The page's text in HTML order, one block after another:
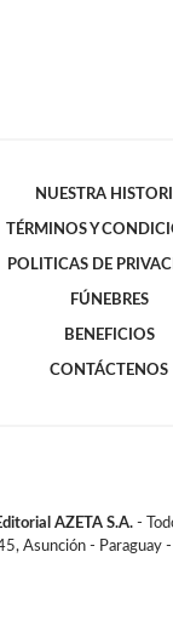
NUESTRA
TÉRMINOS Y
POLITICAS DE
FÚNEBRES
BENEFICIOS
CONTÁCTENOS
AZETA S.A. -
Asunción - Paraguay